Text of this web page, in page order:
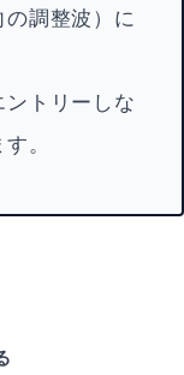
調整波）に
トリーしな
。